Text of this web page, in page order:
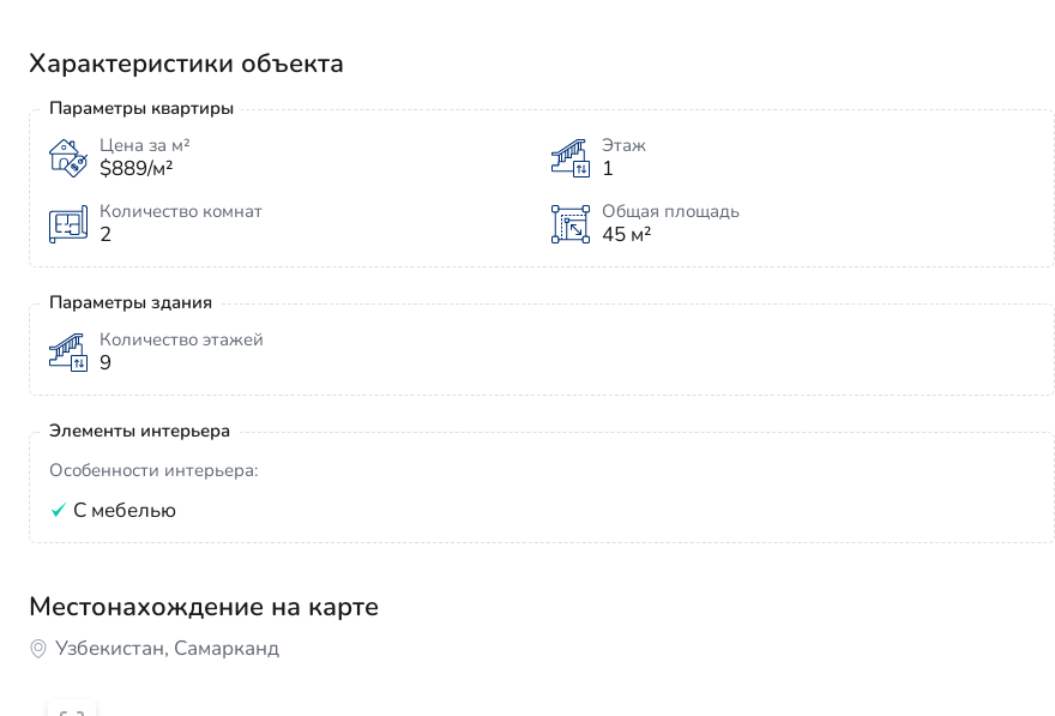
Характеристики объекта
Параметры квартиры
Цена за м²
$889/м²
Этаж
1
Количество комнат
2
Общая площадь
45 м²
Параметры здания
Количество этажей
9
Элементы интерьера
Особенности интерьера:
С мебелью
Местонахождение на карте
Узбекистан, Самарканд